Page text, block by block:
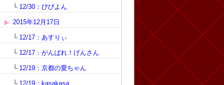
└ 12/30：びびよん
2015年12月17日
└ 12/17：あすりぃ
└ 12/17：がんばれ！げんさん
└ 12/19：京都の愛ちゃん
└ 12/19：kasakasa